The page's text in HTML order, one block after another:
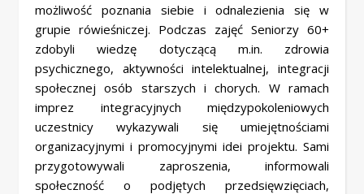
możliwość poznania siebie i odnalezienia się w
grupie rówieśniczej. Podczas zajęć Seniorzy 60+
zdobyli wiedzę dotyczącą m.in. zdrowia
psychicznego, aktywności intelektualnej, integracji
społecznej osób starszych i chorych. W ramach
imprez integracyjnych międzypokoleniowych
uczestnicy wykazywali się umiejętnościami
organizacyjnymi i promocyjnymi idei projektu. Sami
przygotowywali zaproszenia, informowali
społeczność o podjętych przedsięwzięciach,